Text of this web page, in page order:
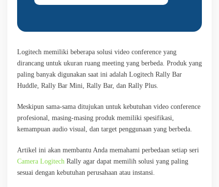
Logitech memiliki beberapa solusi video conference yang
dirancang untuk ukuran ruang meeting yang berbeda. Produk yang
paling banyak digunakan saat ini adalah Logitech Rally Bar
Huddle, Rally Bar Mini, Rally Bar, dan Rally Plus.
Meskipun sama-sama ditujukan untuk kebutuhan video conference
profesional, masing-masing produk memiliki spesifikasi,
kemampuan audio visual, dan target penggunaan yang berbeda.
Artikel ini akan membantu Anda memahami perbedaan setiap seri
Camera Logitech Rally agar dapat memilih solusi yang paling
sesuai dengan kebutuhan perusahaan atau instansi.